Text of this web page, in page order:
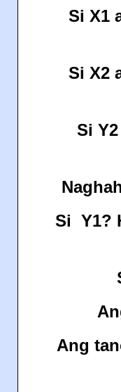
Si X1
Si X2
Si
Si Y1?
Ang